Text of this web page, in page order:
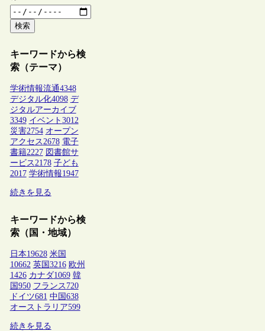
検索
キーワードから検
索（テーマ）
学術情報流通4348
デジタル化4098 デ
ジタルアーカイブ
3349 イベント 3012
災害2754 オープン
アクセス2678 電子
書籍2227 図書館サ
ービス2178 子ども
2017 学術情報1947
続きを見る
キーワードから検
索（国・地域）
日本19628 米国
10662 英国 3216 欧州
1426 カナダ1069 韓
国 950 フランス 720
ドイツ681 中国 638
オーストラリア599
続きを見る